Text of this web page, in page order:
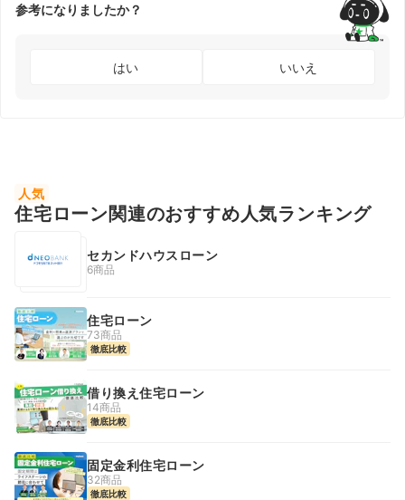
参考になりましたか？
はい いいえ
人気
住宅ローン関連のおすすめ人気ランキング
セカンドハウスローン
6商品
住宅ローン
73商品
徹底比較
借り換え住宅ローン
14商品
徹底比較
固定金利住宅ローン
32商品
徹底比較